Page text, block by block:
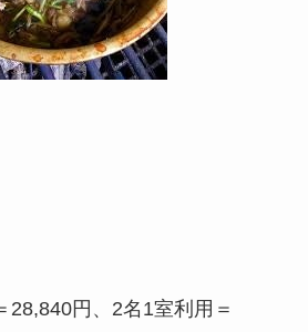
28,840円、2名1室利用＝